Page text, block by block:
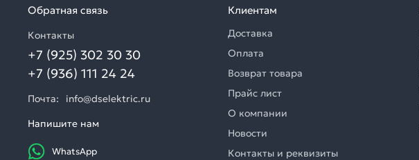
Обратная связь
Контакты
+7 (925) 302 30 30
+7 (936) 111 24 24
Почта:
info@dselektric.ru
Напишите нам
WhatsApp
Клиентам
Доставка
Оплата
Возврат товара
Прайс лист
О компании
Новости
Контакты и реквизиты